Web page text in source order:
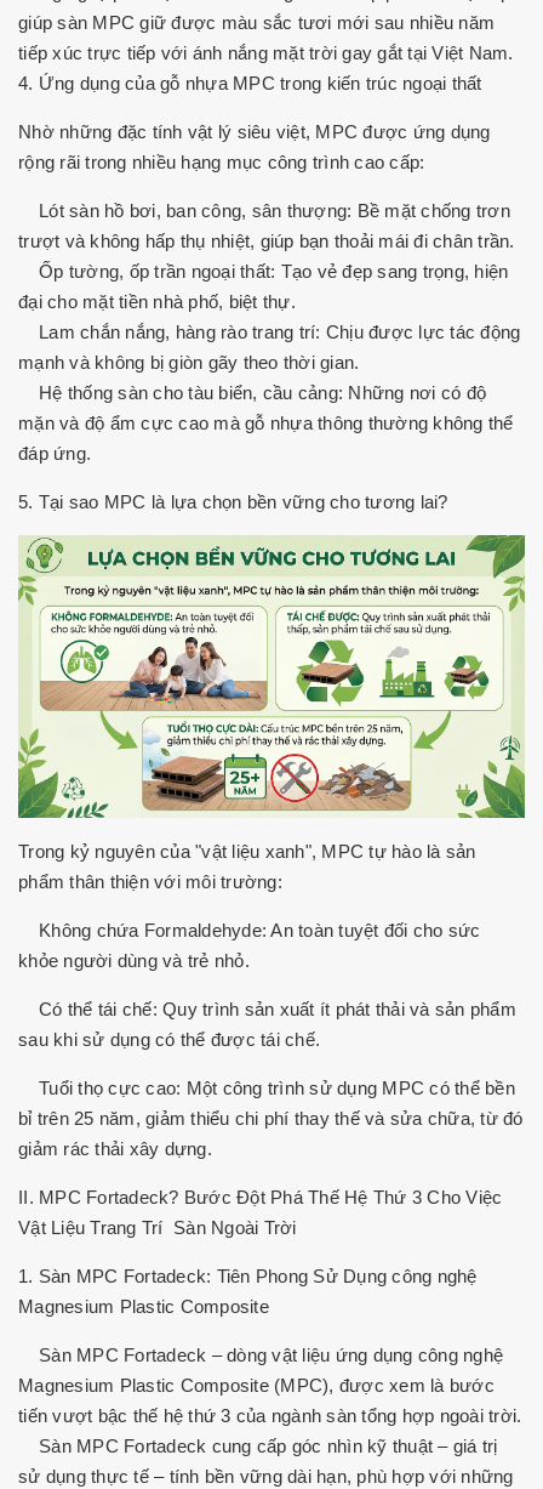
giúp sàn MPC giữ được màu sắc tươi mới sau nhiều năm
tiếp xúc trực tiếp với ánh nắng mặt trời gay gắt tại Việt Nam.
4. Ứng dụng của gỗ nhựa MPC trong kiến trúc ngoại thất
Nhờ những đặc tính vật lý siêu việt, MPC được ứng dụng
rộng rãi trong nhiều hạng mục công trình cao cấp:
Lót sàn hồ bơi, ban công, sân thượng: Bề mặt chống trơn
trượt và không hấp thụ nhiệt, giúp bạn thoải mái đi chân trần.
Ốp tường, ốp trần ngoại thất: Tạo vẻ đẹp sang trọng, hiện
đại cho mặt tiền nhà phố, biệt thự.
Lam chắn nắng, hàng rào trang trí: Chịu được lực tác động
mạnh và không bị giòn gãy theo thời gian.
Hệ thống sàn cho tàu biển, cầu cảng: Những nơi có độ
mặn và độ ẩm cực cao mà gỗ nhựa thông thường không thể
đáp ứng.
5. Tại sao MPC là lựa chọn bền vững cho tương lai?
Trong kỷ nguyên của "vật liệu xanh", MPC tự hào là sản
phẩm thân thiện với môi trường:
Không chứa Formaldehyde: An toàn tuyệt đối cho sức
khỏe người dùng và trẻ nhỏ.
Có thể tái chế: Quy trình sản xuất ít phát thải và sản phẩm
sau khi sử dụng có thể được tái chế.
Tuổi thọ cực cao: Một công trình sử dụng MPC có thể bền
bỉ trên 25 năm, giảm thiểu chi phí thay thế và sửa chữa, từ đó
giảm rác thải xây dựng.
II. MPC Fortadeck? Bước Đột Phá Thế Hệ Thứ 3 Cho Việc
Vật Liệu Trang Trí Sàn Ngoài Trời
1. Sàn MPC Fortadeck: Tiên Phong Sử Dụng công nghệ
Magnesium Plastic Composite
Sàn MPC Fortadeck – dòng vật liệu ứng dụng công nghệ
Magnesium Plastic Composite (MPC), được xem là bước
tiến vượt bậc thế hệ thứ 3 của ngành sàn tổng hợp ngoài trời.
Sàn MPC Fortadeck cung cấp góc nhìn kỹ thuật – giá trị
sử dụng thực tế – tính bền vững dài hạn, phù hợp với những